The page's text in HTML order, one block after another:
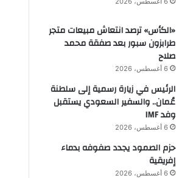
«الكأس» ترصد انتعاش مبيعات متجر
طرابزون سبور بعد صفقة محمد
صلاح
6 أغسطس، 2026
الرئيس في زيارة رسمية إلى سلطنة
عُمان.. والسفير السعودي يستقبل
وفد IMF
6 أغسطس، 2026
حزم الصمود يجدد صفوفه بدماء
إفريقية
6 أغسطس، 2026